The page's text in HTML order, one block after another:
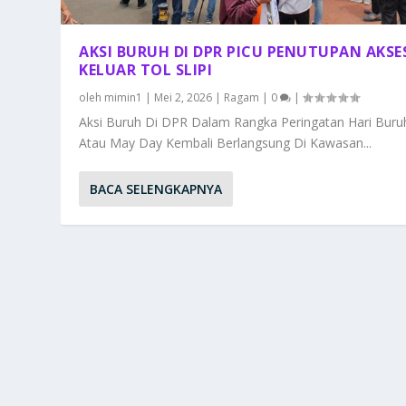
AKSI BURUH DI DPR PICU PENUTUPAN
KELUAR TOL SLIPI
oleh mimin1 | Mei 2, 2026 | Ragam | 0 |
Aksi Buruh Di DPR Dalam Rangka Peringatan Hari
Atau May Day Kembali Berlangsung Di Kawasan...
BACA SELENGKAPNYA